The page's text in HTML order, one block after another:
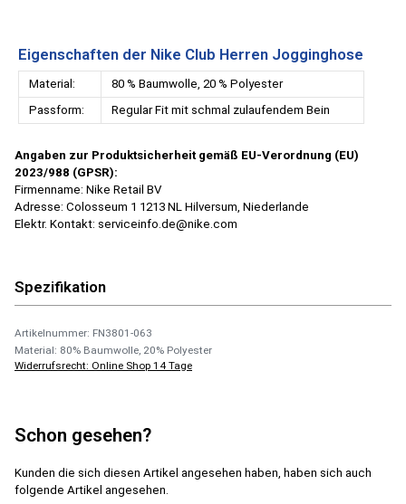
Eigenschaften der Nike Club Herren Jogginghose
Material:
80 % Baumwolle, 20 % Polyester
Passform:
Regular Fit mit schmal zulaufendem Bein
Angaben zur Produktsicherheit gemäß EU-Verordnung (EU)
2023/988 (GPSR):
Firmenname: Nike Retail BV
Adresse: Colosseum 1 1213 NL Hilversum, Niederlande
Elektr. Kontakt: serviceinfo.de@nike.com
Spezifikation
Artikelnummer: FN3801-063
Material: 80% Baumwolle, 20% Polyester
Widerrufsrecht: Online Shop 14 Tage
Schon gesehen?
Kunden die sich diesen Artikel angesehen haben, haben sich auch
folgende Artikel angesehen.